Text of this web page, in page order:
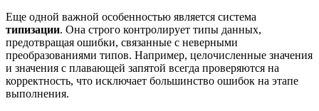
Еще одной важной особенностью является система
типизации. Она строго контролирует типы данных,
предотвращая ошибки, связанные с неверными
преобразованиями типов. Например, целочисленные значения
и значения с плавающей запятой всегда проверяются на
корректность, что исключает большинство ошибок на этапе
выполнения.